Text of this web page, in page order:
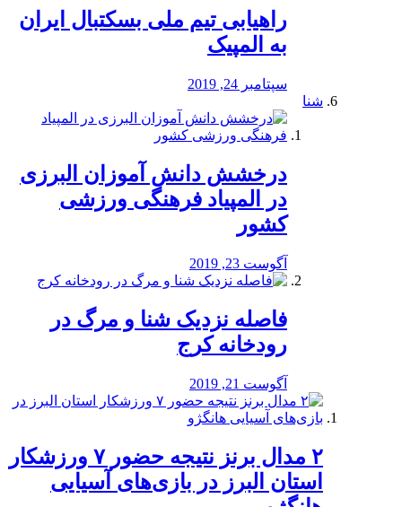
راهیابی تیم ملی بسکتبال ایران
به المپیک
سپتامبر 24, 2019
شنا
درخشش دانش آموزان البرزی
در المپیاد فرهنگی ورزشی
کشور
آگوست 23, 2019
️فاصله نزدیک شنا و مرگ در
رودخانه کرج
آگوست 21, 2019
۲ مدال برنز نتیجه حضور ۷ ورزشکار
استان البرز در بازی‌های آسیایی